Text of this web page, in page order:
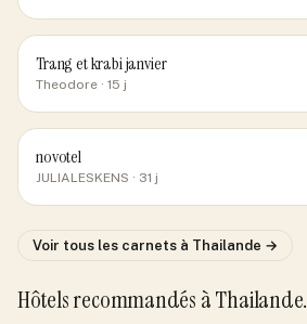
Trang et krabi janvier
Theodore · 15 j
novotel
JULIALESKENS · 31 j
Voir tous les carnets à Thailande →
Hôtels recommandés à Thailande.